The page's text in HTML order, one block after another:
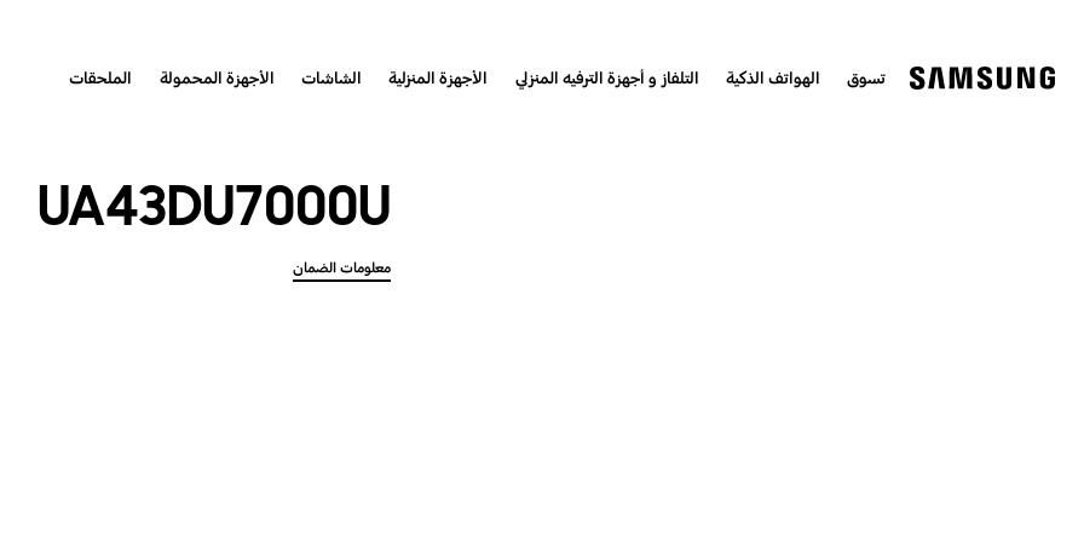
تسوق الهواتف الذكية التلفاز و أجهزة الترفيه المنزلي الأجهزة المنزلية الشاشات الأجهزة المحمولة الملحقات
UA43DU7000U
معلومات الضمان